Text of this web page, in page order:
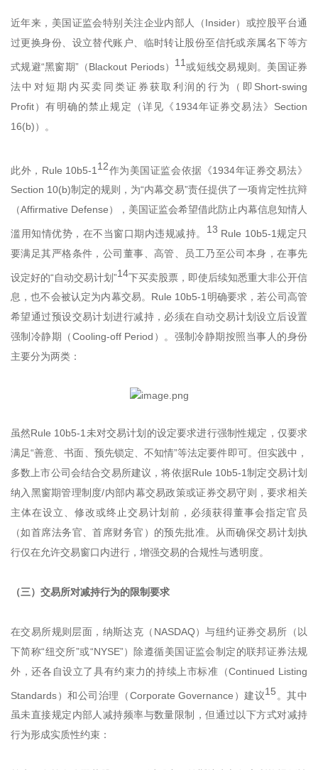
近年来，美国证监会特别关注企业内部人（Insider）或控股平台通
过更换身份、设立替代账户、临时转让股份至信托或亲属名下等方
式规避“黑窗期”（Blackout Periods） 11或短线交易规则。美国证券
法中对短期内买卖同类证券获取利润的行为（即Short-swing
Profit）有明确的禁止规定（详见《1934年证券交易法》Section
16(b)）。
此外，Rule 10b5-1 12作为美国证监会依据《1934年证券交易法》
Section 10(b)制定的规则，为“内幕交易”责任提供了一项肯定性抗辩
（Affirmative Defense），美国证监会希望借此防止内幕信息知情人
滥用知情优势，在不当窗口期内违规减持。 13 Rule 10b5-1规定只
要满足其严格条件，公司董事、高管、员工乃至公司本身，在事先
设定好的“自动交易计划”14下买卖股票，即使后续知悉重大非公开信
息，也不会被认定为内幕交易。Rule 10b5-1明确要求，若公司高管
希望通过预设交易计划进行减持，必须在自动交易计划设立后设置
强制冷静期（Cooling-off Period）。强制冷静期按照当事人的身份
主要分为两类：
虽然Rule 10b5-1未对交易计划的设定要求进行强制性规定，仅要求
满足“善意、书面、预先锁定、不知情”等法定要件即可。但实践中，
多数上市公司会结合交易所建议，将依据Rule 10b5-1制定交易计划
纳入黑窗期管理制度/内部内幕交易政策或证券交易守则，要求相关
主体在设立、修改或终止交易计划前，必须获得董事会指定官员
（如首席法务官、首席财务官）的预先批准。从而确保交易计划执
行仅在允许交易窗口内进行，增强交易的合规性与透明度。
（三）交易所对减持行为的限制要求
在交易所规则层面，纳斯达克（NASDAQ）与纽约证券交易所（以
下简称“纽交所”或“NYSE”）除遵循美国证监会制定的联邦证券法规
外，还各自设立了具有约束力的持续上市标准（Continued Listing
Standards）和公司治理（Corporate Governance）建议15 。其中
虽未直接规定内部人减持频率与数量限制，但通过以下方式对减持
行为形成实质性约束：